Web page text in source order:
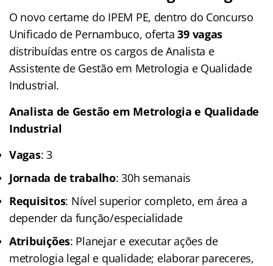
O novo certame do IPEM PE, dentro do Concurso
Unificado de Pernambuco, oferta39 vagas
distribuídas entre os cargos de Analista e
Assistente de Gestão em Metrologia e Qualidade
Industrial.
Analista de Gestão em Metrologia e Qualidade
Industrial
Vagas: 3
Jornada de trabalho: 30h semanais
Requisitos: Nível superior completo, em área a
depender da função/especialidade
Atribuições: Planejar e executar ações de
metrologia legal e qualidade; elaborar pareceres,